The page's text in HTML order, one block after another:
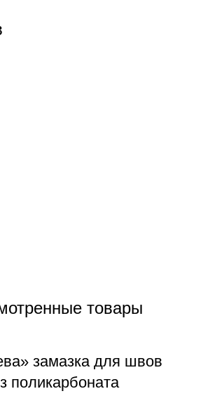
товары
замазка для швов
поликарбоната